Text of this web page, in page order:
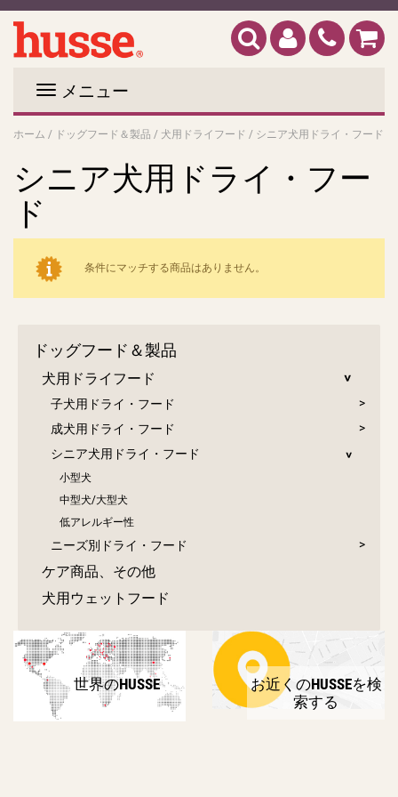
メニュー
ホーム / ドッグフード＆製品 / 犬用ドライフード / シニア犬用ドライ・フード
シニア犬用ドライ・フー
ド
条件にマッチする商品はありません。
ドッグフード＆製品
犬用ドライフード
子犬用ドライ・フード
成犬用ドライ・フード
シニア犬用ドライ・フード
小型犬
中型犬/大型犬
低アレルギー性
ニーズ別ドライ・フード
ケア商品、その他
犬用ウェットフード
世界のHUSSE
お近くのHUSSEを検
索する